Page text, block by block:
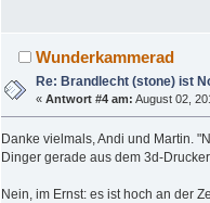
Wunderkammerad
Re: Brandlecht (stone) ist
«Antwort #4 am: August 02,
Danke vielmals, Andi und Martin.
Dinger gerade aus dem 3d-
Nein, im Ernst: es ist hoch an der